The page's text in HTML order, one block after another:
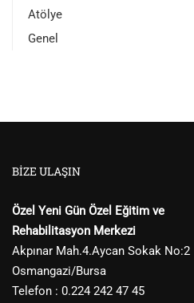
Atölye
Genel
BIZE ULAŞIN
Özel Yeni Gün Özel Eğitim ve
Rehabilitasyon Merkezi
Akpınar Mah.4.Aycan Sokak No:2
Osmangazi/Bursa
Telefon : 0.224 242 47 45